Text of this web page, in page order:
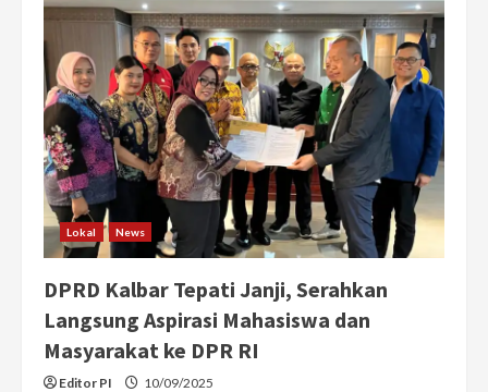
Lokal News
DPRD Kalbar Tepati Janji, Serahkan
Langsung Aspirasi Mahasiswa dan
Masyarakat ke DPR RI
Editor PI 10/09/2025